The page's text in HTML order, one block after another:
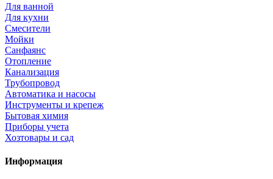
Для ванной
Для кухни
Смесители
Мойки
Санфаянс
Отопление
Канализация
Трубопровод
Автоматика и насосы
Инструменты и крепеж
Бытовая химия
Приборы учета
Хозтовары и сад
Информация